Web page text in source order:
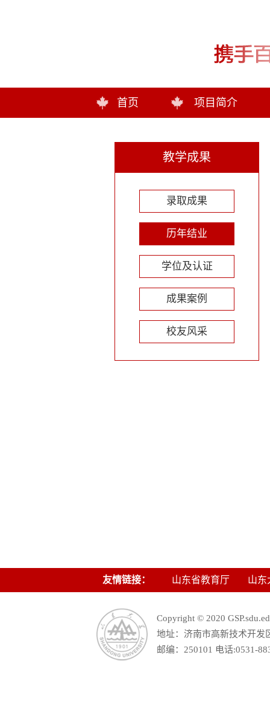
首页 项目简介
教学成果
录取成果
历年结业
学位及认证
成果案例
校友风采
友情链接： 山东省教育厅 山东
Copyright © 2020
地址：济南市高新技术开发
邮编：250101 电话:0531-